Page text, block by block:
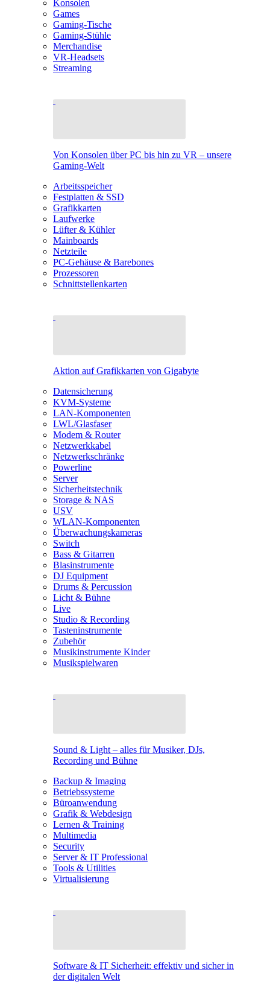
Konsolen
Games
Gaming-Tische
Gaming-Stühle
Merchandise
VR-Headsets
Streaming
Von Konsolen über PC bis hin zu VR – unsere
Gaming-Welt
Arbeitsspeicher
Festplatten & SSD
Grafikkarten
Laufwerke
Lüfter & Kühler
Mainboards
Netzteile
PC-Gehäuse & Barebones
Prozessoren
Schnittstellenkarten
Aktion auf Grafikkarten von Gigabyte
Datensicherung
KVM-Systeme
LAN-Komponenten
LWL/Glasfaser
Modem & Router
Netzwerkkabel
Netzwerkschränke
Powerline
Server
Sicherheitstechnik
Storage & NAS
USV
WLAN-Komponenten
Überwachungskameras
Switch
Bass & Gitarren
Blasinstrumente
DJ Equipment
Drums & Percussion
Licht & Bühne
Live
Studio & Recording
Tasteninstrumente
Zubehör
Musikinstrumente Kinder
Musikspielwaren
Sound & Light – alles für Musiker, DJs,
Recording und Bühne
Backup & Imaging
Betriebssysteme
Büroanwendung
Grafik & Webdesign
Lernen & Training
Multimedia
Security
Server & IT Professional
Tools & Utilities
Virtualisierung
Software & IT Sicherheit: effektiv und sicher in
der digitalen Welt